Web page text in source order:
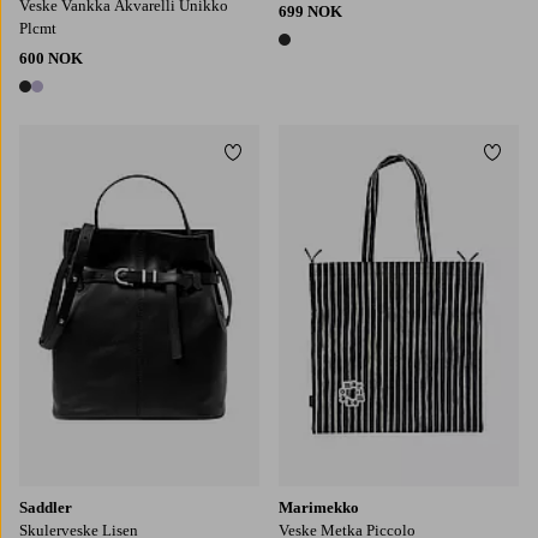
Veske Vankka Akvarelli Unikko
Plcmt
600 NOK
2 farger
699 NOK
1 farge
Saddler
Skulerveske Lisen
Legg til favoritter
Marimekko
Veske Metka Piccolo